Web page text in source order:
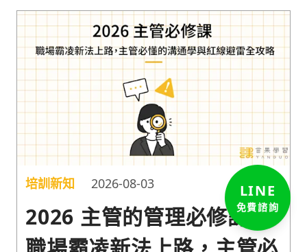
培訓新知 2026-08-03
2026 主管的管理必修課：
LINE
免費諮詢